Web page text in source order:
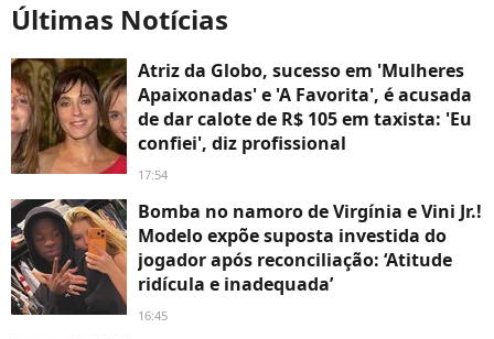
Últimas Notícias
Atriz da Globo, sucesso em 'Mulheres
Apaixonadas' e 'A Favorita', é acusada
de dar calote de R$ 105 em taxista: 'Eu
confiei', diz profissional
17:54
Bomba no namoro de Virgínia e Vini Jr.!
Modelo expõe suposta investida do
jogador após reconciliação: ‘Atitude
ridícula e inadequada’
16:45